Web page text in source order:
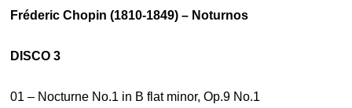
Fréderic Chopin (1810-1849) – Noturnos
DISCO 3
01 – Nocturne No.1 in B flat minor, Op.9 No.1